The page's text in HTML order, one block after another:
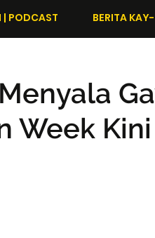
| PODCAST BERITA
Week